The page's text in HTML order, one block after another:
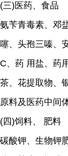
(三)医药、食品
氨苄青毒素、邓
噻、头孢三嗪、
C、药 用盐、药
茶、花提取物、
原料及医药中间体
(四)饲料、 肥料
碳酸钾、生物钾